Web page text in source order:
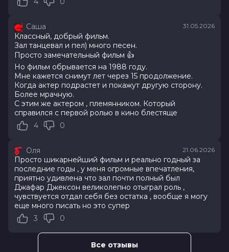
Страна
Слоган
—
Режиссер
Антуан Фукуа
Актеры
Джаафар Джексон, Джулиано
Вальди, Колман Доминго, Ниа Лонг,
Майлз Теллер, Кендрик Сэмпсон, Кэт
Грэм, Лора Хэрриер, Лоренц Тейт,
Дерек Люк
Продюсеры
Джон Бранка, Грэм Кинг, Джон
Сценаристы
Длительность
В прокате
с 5 августа до 12 августа
Меморандум
до 3 июня
Саша 31.05.2026
Классный, добрый фильм.
Зал танцевал и пел) много песен.
Просто замечательный фильм 👍
Но фильм обрывается на 1988 году.
Мне кажется снимут лет через 15 продолжение.
Когда актер подрастет и покажут другую сторону.
Более мрачную.
С этим же актером , племянником. Который
справился с первой ролью в кино блестяще
4
0
Оля 21.06.2026
Просто шикарнейший фильм и реально годный за
последние годы , у меня огромные впечатления,
приятно удивлена что зал почти полный был
Джафар Джексон великолепно отыграл роль ,
чувствуется отдал себя без остатка , вообще я могу
еще много писать но это супер
3
0
Все отзывы